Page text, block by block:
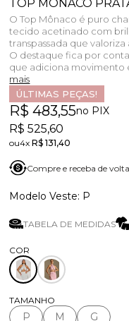
TOP MONACO
O Top Mônaco é puro
tecido acetinado com
transpassada que
O destaque fica por
que adiciona movimento
mais
ÚLTIMAS PEÇAS!
R$ 483,55no PIX
R$ 525,60
4xR$ 131,40
Compre e receba de
P
TABELA DE MEDIDAS
TAMANHO
P M G